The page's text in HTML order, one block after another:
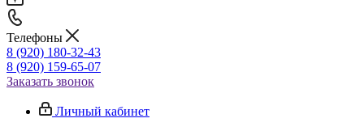
Телефоны
8 (920) 180-32-43
8 (920) 159-65-07
Заказать звонок
Личный кабинет